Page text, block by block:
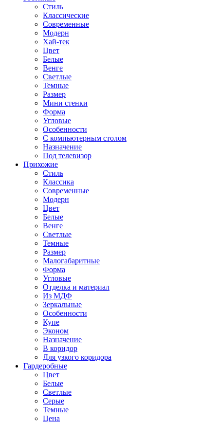
Стиль
Классические
Современные
Модерн
Хай-тек
Цвет
Белые
Венге
Светлые
Темные
Размер
Мини стенки
Форма
Угловые
Особенности
С компьютерным столом
Назначение
Под телевизор
Прихожие
Стиль
Классика
Современные
Модерн
Цвет
Белые
Венге
Светлые
Темные
Размер
Малогабаритные
Форма
Угловые
Отделка и материал
Из МДФ
Зеркальные
Особенности
Купе
Эконом
Назначение
В коридор
Для узкого коридора
Гардеробные
Цвет
Белые
Светлые
Серые
Темные
Цена